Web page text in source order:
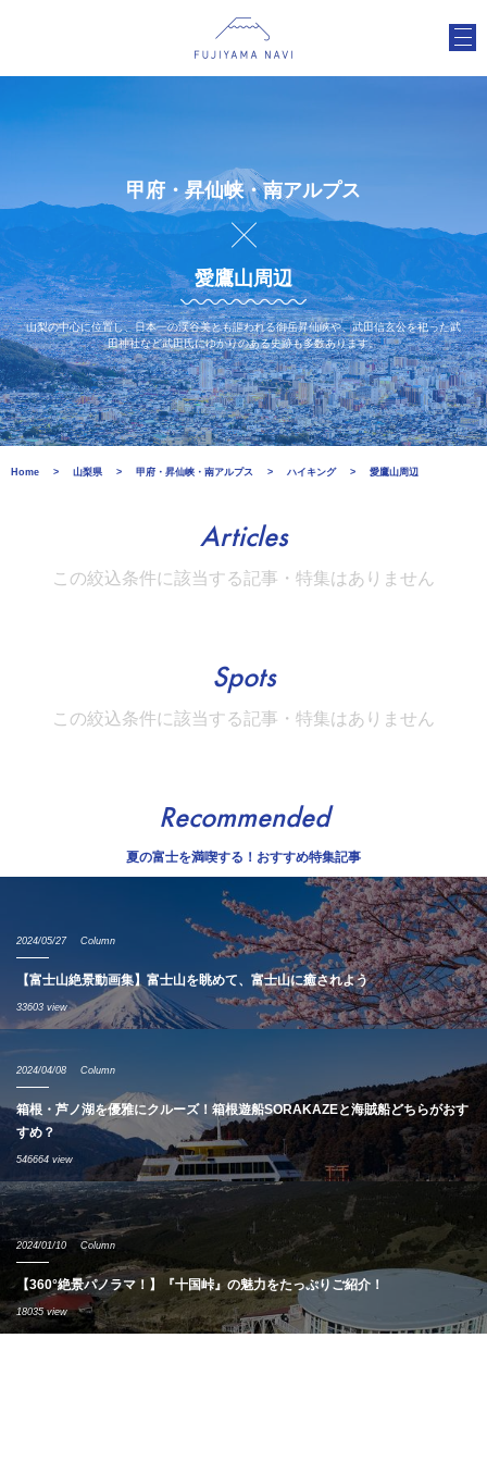
甲府・昇仙峡・南アルプス
愛鷹山周辺
山梨の中心に位置し、日本一の渓谷美とも謳われる御岳昇仙峡や、武田信玄公を祀った武
田神社など武田氏にゆかりのある史跡も多数あります。
Home 山梨県 甲府・昇仙峡・南アルプス ハイキング 愛鷹山周辺
Articles
この絞込条件に該当する記事・特集はありません
Spots
この絞込条件に該当する記事・特集はありません
Recommended
夏の富士を満喫する！おすすめ特集記事
2024/05/27 Column
【富士山絶景動画集】富士山を眺めて、富士山に癒されよう
33603 view
2024/04/08 Column
箱根・芦ノ湖を優雅にクルーズ！箱根遊船SORAKAZEと海賊船どちらがおす
すめ？
546664 view
2024/01/10 Column
【360°絶景パノラマ！】『十国峠』の魅力をたっぷりご紹介！
18035 view